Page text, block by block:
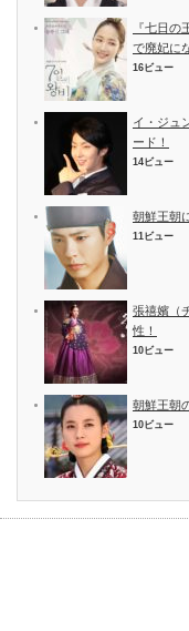
『七日
で廃妃に
16ビュー
イ・ジュ
ード！
14ビュー
朝鮮王朝
11ビュー
張禧嬪（
性！
10ビュー
朝鮮王朝
10ビュー